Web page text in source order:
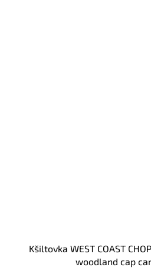
Kšiltovka WEST COAST
woodland cap